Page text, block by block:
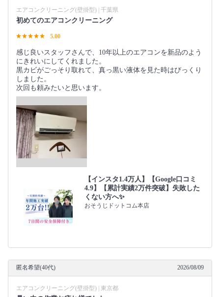
エアコンクリーニング(壁掛型) | 千葉県
初めてのエアコンクリーニング
5.00
感じ良いスタッフさんで、10年以上のエアコンを新品のよう
にきれいにしてくれました。
黒カビがごっそり取れて、真っ黒い液体を見た時はびっくり
しました。
次回も頼みたいと思います。
【インスタ1.4万人】【Google口コミ
4.9】【累計実績2万件突破】失敗した
くない方へ✨
おそうじドットコム本店
匿名希望(40代) 2026/08/09
エアコンクリーニング(壁掛型) | 東京都